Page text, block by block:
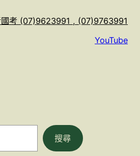
國考 (07)9623991 , (07)9763991
YouTube
搜尋